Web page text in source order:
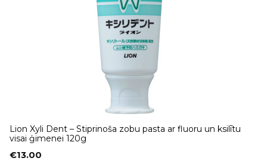
Lion Xyli Dent – Stiprinoša zobu pasta ar fluoru un ksilītu
visai ģimenei 120g
€13.00